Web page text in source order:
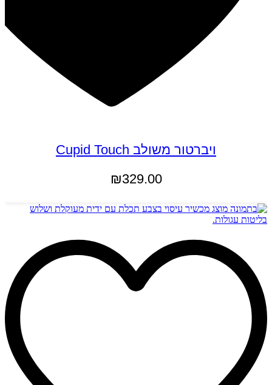
ויברטור משולב Cupid Touch
₪329.00